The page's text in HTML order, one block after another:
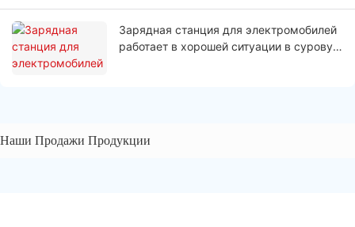
Зарядная станция для электромобилей
работает в хорошей ситуации в суровую
Наши Продажи Продукции